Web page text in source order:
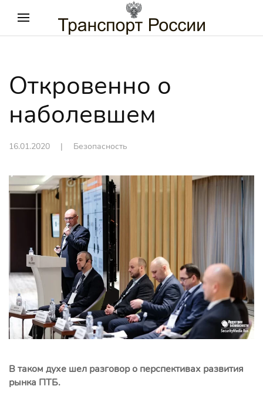
Откровенно о
наболевшем
16.01.2020 | Безопасность
В таком духе шел разговор о перспективах развития
рынка ПТБ.